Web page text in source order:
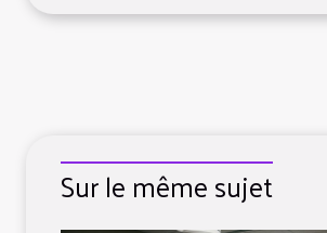
Sur le même sujet